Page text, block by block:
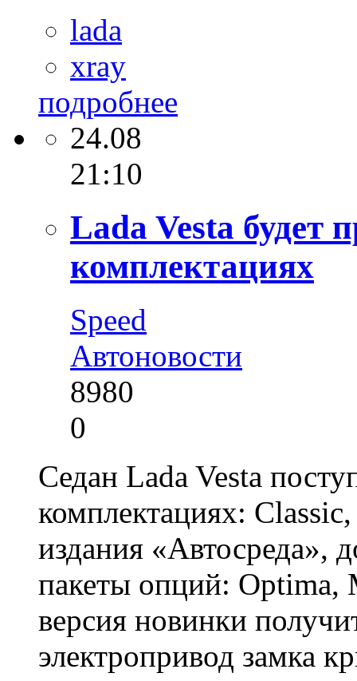
lada
xray
подробнее
24.08
21:10
Lada Vesta будет
комплектациях
Speed
Автоновости
8980
0
Седан Lada Vesta
комплектациях:
издания «Автосреда»,
пакеты опций: Optima,
версия новинки
электропривод замка